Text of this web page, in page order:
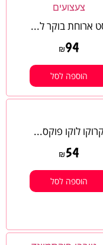
ארוחת בוקר ל...
₪94
הוספה לסל
לוקו פוקס...
₪ 54
הוספה לסל